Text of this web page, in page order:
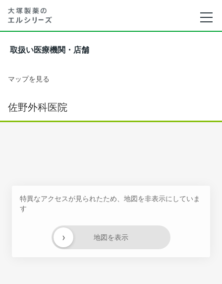
取扱い医療機関・店舗
マップを見る
佐野外科医院
特異なアクセスが見られたため、地図を非表示にしていま
す
地図を表示
›